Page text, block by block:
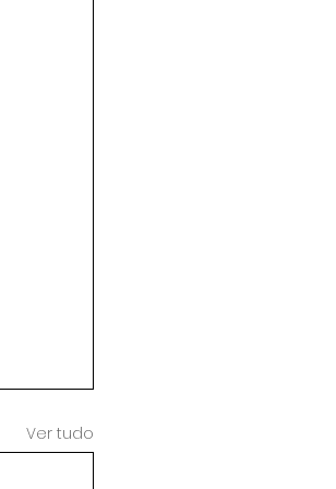
Ver tudo